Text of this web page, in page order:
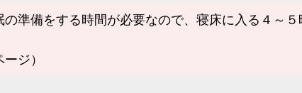
の準備をする時間が必要なので、寝床に入る４～
ージ）